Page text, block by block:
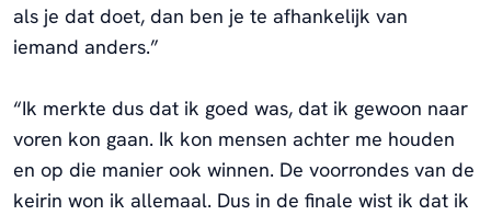
als je dat doet, dan ben je te afhankelijk van
iemand anders.”
“Ik merkte dus dat ik goed was, dat ik gewoon naar
voren kon gaan. Ik kon mensen achter me houden
en op die manier ook winnen. De voorrondes van de
keirin won ik allemaal. Dus in de finale wist ik dat ik